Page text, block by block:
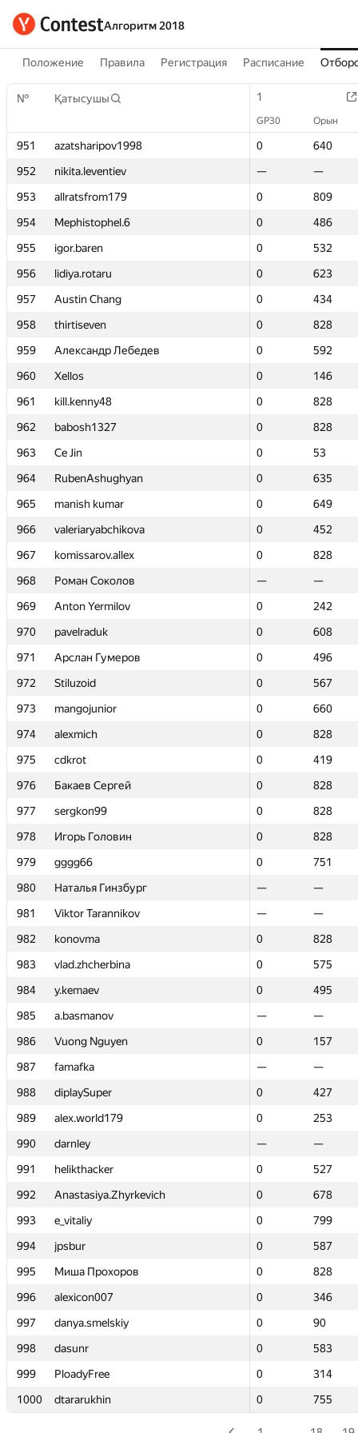
Алгоритм 2018
Положение Правила Регистрация Расписание
№ Қатысушы 1
GP30 Орын
951 azatsharipov1998 0
640
952
nikita.leventiev —
—
953
allratsfrom179 0
809
954
Mephistophel.6 0
486
955
igor.baren 0
532
956
lidiya.rotaru 0
623
957
Austin Chang 0
434
958
thirtiseven 0
828
959
Александр Лебедев 0
592
960
Xellos 0
146
961
kill.kenny48 0
828
962
babosh1327 0
828
963
Ce Jin 0
53
964
RubenAshughyan 0
635
965
manish kumar 0
649
966
valeriaryabchikova 0
452
967
komissarov.allex 0
828
968
Роман Соколов —
—
969
Anton Yermilov 0
242
970
pavelraduk 0
608
971
Арслан Гумеров 0
496
972
Stiluzoid 0
567
973
mangojunior 0
660
974
alexmich 0
828
975
cdkrot 0
419
976
Бакаев Сергей 0
828
977
sergkon99 0
828
978
Игорь Головин 0
828
979
gggg66 0
751
980
Наталья Гинзбург —
—
981
Viktor Tarannikov —
—
982
konovma 0
828
983
vlad.zhcherbina 0
575
984
y.kemaev 0
495
985
a.basmanov —
—
986
Vuong Nguyen 0
157
987
famafka —
—
988
diplaySuper 0
427
989
alex.world179 0
253
990
darnley —
—
991
helikthacker 0
527
992
Anastasiya.Zhyrkevich 0
678
993
e_vitaliy 0
799
994
jpsbur 0
587
995
Миша Прохоров 0
828
996
alexicon007 0
346
997
danya.smelskiy 0
90
998
dasunr 0
583
999
PloadyFree 0
314
1000
dtararukhin 0 755
№ Қатысушы 1
GP30 Орын
951 azatsharipov1998 0
640
952
nikita.leventiev —
—
953
allratsfrom179 0
809
954
Mephistophel.6 0
486
955
igor.baren 0
532
956
lidiya.rotaru 0
623
957
Austin Chang 0
434
958
thirtiseven 0
828
959
Александр Лебедев 0
592
960
Xellos 0
146
961
kill.kenny48 0
828
962
babosh1327 0
828
963
Ce Jin 0
53
964
RubenAshughyan 0
635
965
manish kumar 0
649
966
valeriaryabchikova 0
452
967
komissarov.allex 0
828
968
Роман Соколов —
—
969
Anton Yermilov 0
242
970
pavelraduk 0
608
971
Арслан Гумеров 0
496
972
Stiluzoid 0
567
973
mangojunior 0
660
974
alexmich 0
828
975
cdkrot 0
419
976
Бакаев Сергей 0
828
977
sergkon99 0
828
978
Игорь Головин 0
828
979
gggg66 0
751
980
Наталья Гинзбург —
—
981
Viktor Tarannikov —
—
982
konovma 0
828
983
vlad.zhcherbina 0
575
984
y.kemaev 0
495
985
a.basmanov —
—
986
Vuong Nguyen 0
157
987
famafka —
—
988
diplaySuper 0
427
989
alex.world179 0
253
990
darnley —
—
991
helikthacker 0
527
992
Anastasiya.Zhyrkevich 0
678
993
e_vitaliy 0
799
994
jpsbur 0
587
995
Миша Прохоров 0
828
996
alexicon007 0
346
997
danya.smelskiy 0
90
998
dasunr 0
583
999
PloadyFree 0
314
1000
dtararukhin 0 755